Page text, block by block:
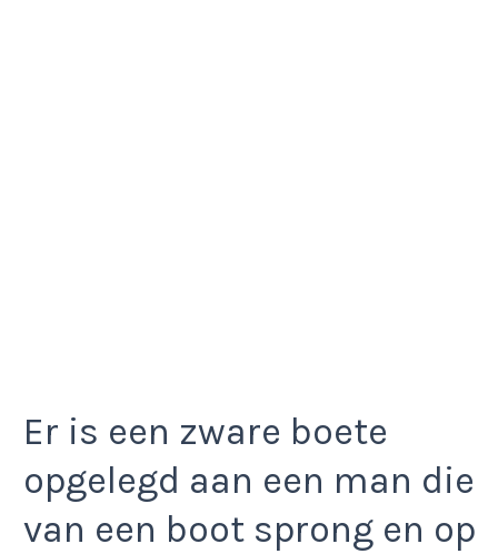
Er is een zware boete
opgelegd aan een man die
van een boot sprong en op